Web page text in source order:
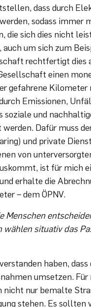
dass durch
sodass immer
die sich dies nicht
um sich zum
rechtfertigt dies
einen
gefahrene
Emissionen,
soziale und
Dafür muss
und private
von
ist für mich
erhalte die
– dem ÖPNV.
Menschen
situativ das
haben,
umsetzen.
nicht nur bemalte
stehen. Es